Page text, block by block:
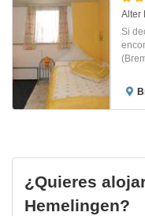
Alter
Si
¿Quieres
Hemelingen?